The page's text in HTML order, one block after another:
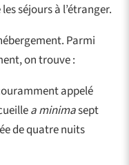
séjours à l’étranger.
Parmi
on trouve :
appelé
a minimasept
de quatre nuits